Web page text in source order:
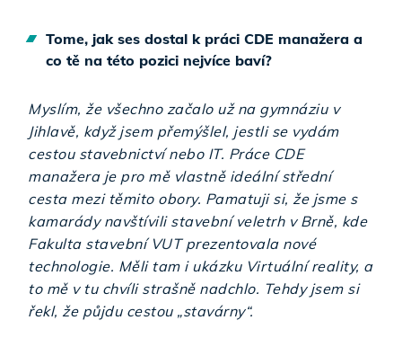
Tome, jak ses dostal k práci CDE manažera a
co tě na této pozici nejvíce baví?
Myslím, že všechno začalo už na gymnáziu v
Jihlavě, když jsem přemýšlel, jestli se vydám
cestou stavebnictví nebo IT. Práce CDE
manažera je pro mě vlastně ideální střední
cesta mezi těmito obory. Pamatuji si, že jsme s
kamarády navštívili stavební veletrh v Brně, kde
Fakulta stavební VUT prezentovala nové
technologie. Měli tam i ukázku Virtuální reality, a
to mě v tu chvíli strašně nadchlo. Tehdy jsem si
řekl, že půjdu cestou „stavárny“.